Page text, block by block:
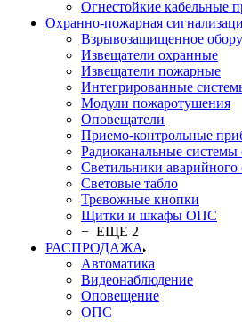
Огнестойкие кабельные
Охранно-пожарная
Взрывозащищенное
Извещатели охранные
Извещатели пожарные
Интегрированные
Модули пожаротушения
Оповещатели
Приемо-контрольные
Радиоканальные
Светильники аварийного
Световые табло
Тревожные кнопки
Щитки и шкафы ОПС
+ ЕЩЕ 2
РАСПРОДАЖА
Автоматика
Видеонаблюдение
Оповещение
ОПС